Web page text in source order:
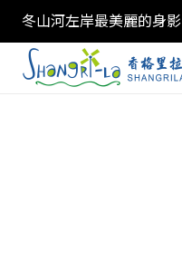
冬山河左岸最美麗的身影